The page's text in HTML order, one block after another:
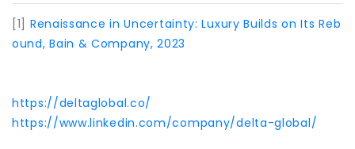
[1] Renaissance in Uncertainty: Luxury Builds on Its Reb
ound, Bain & Company, 2023
https://deltaglobal.co/
https://www.linkedin.com/company/delta-global/